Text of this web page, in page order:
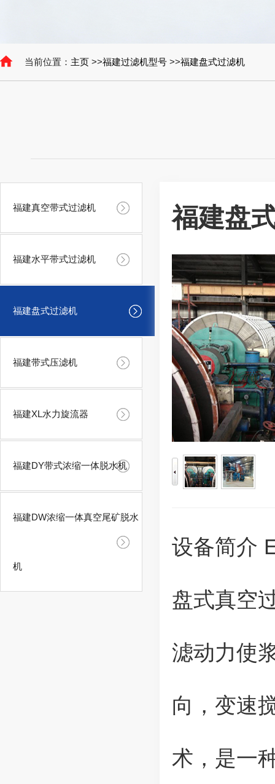
当前位置： 主页 >>福建过滤机型号 >>福建盘式过滤机
福建真空带式过滤机
福建水平带式过滤机
福建盘式过滤机
福建带式压滤机
福建XL水力旋流器
福建DY带式浓缩一体脱水机
福建DW浓缩一体真空尾矿脱水
机
福建盘
设备简介
盘式真空
滤动力使
向，变速
术，是一